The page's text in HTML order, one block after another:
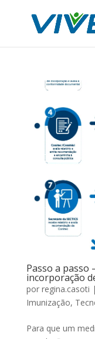
Passo a passo
incorporação
por regina.casoti |
Imunização,
Para que um